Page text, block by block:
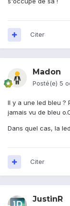
Citer
Madon
Posté(e) 5
Il y a une led bleu ?
jamais vu de bleu
Dans quel cas, la
Citer
JustinR